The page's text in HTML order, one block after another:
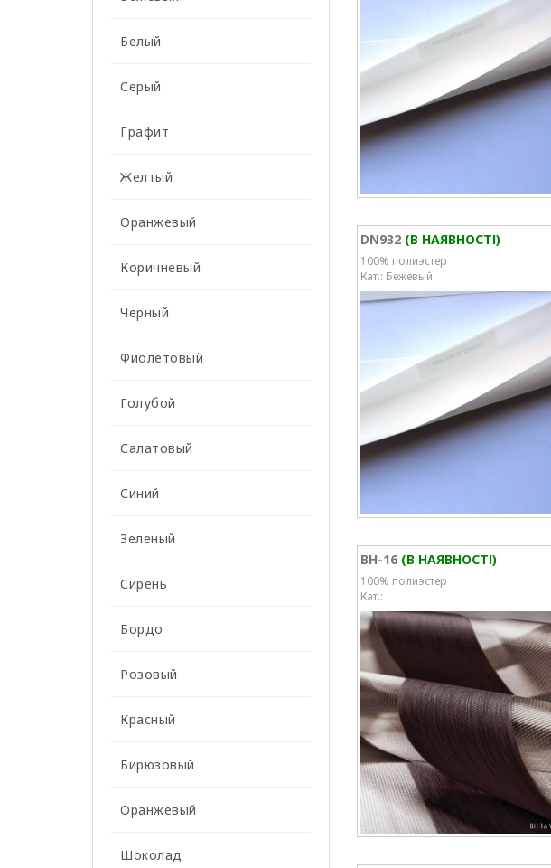
Белый
Серый
Графит
Желтый
Оранжевый
Коричневый
Черный
Фиолетовый
Голубой
Салатовый
Синий
Зеленый
Сирень
Бордо
Розовый
Красный
Бирюзовый
Оранжевый
Шоколад
DN932 (В НАЯВНОСТІ)
100% полиэстер
Кат.: Бежевый
BH-16 (В НАЯВНОСТІ)
100% полиэстер
Кат.: